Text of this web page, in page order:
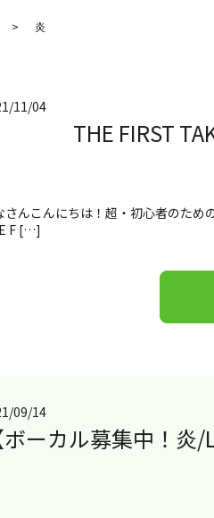
炎
11/04
THE FIRST
さんこんにちは！超・初心者のため
F […]
09/14
ボーカル募集中！炎